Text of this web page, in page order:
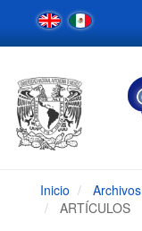
Navegación
principal
Contenido
Barra
lateral
Inicio Archivos
ARTÍCULOS